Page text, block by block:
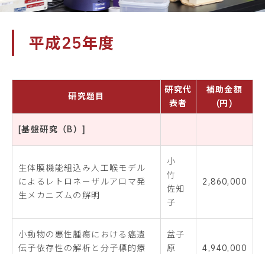
平成25年度
研究題目
研究代
表者
補助金額
(円)
[基盤研究（B）]
生体膜機能組込み人工喉モデル
によるレトロネーザルアロマ発
生メカニズムの解明
小
竹
佐知
子
2,860,000
小動物の悪性腫瘍における癌遺
伝子依存性の解析と分子標的療
盆子
原
4,940,000